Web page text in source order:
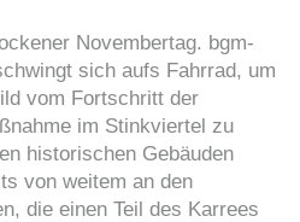
Novembertag. bgm-
sich aufs Fahrrad, um
vom Fortschritt der
im Stinkviertel zu
historischen Gebäuden
von weitem an den
die einen Teil des Karrees